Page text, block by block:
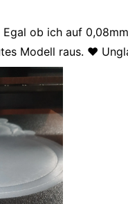
immer